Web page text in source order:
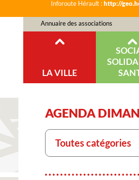
Inforoute Hérault :http://
Annuaire des associations
LA VILLE
AGENDA
Toutes catégories